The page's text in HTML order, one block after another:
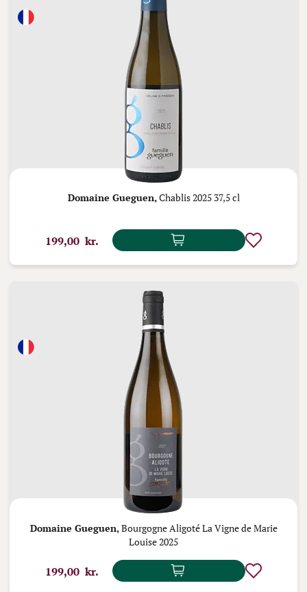
Domaine Gueguen,Chablis 2025 37,5 cl
199,00 kr.
Domaine Gueguen, Bourgogne Aligoté La Vigne de Marie
Louise 2025
199,00 kr.